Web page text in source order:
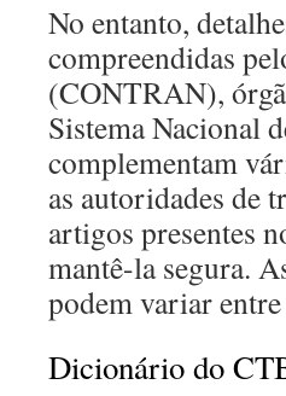
No entanto,
compreendidas
(CONTRAN),
Sistema Nacional
complementam
as autoridades de
artigos presentes
mantê-la segura.
podem variar
Dicionário do